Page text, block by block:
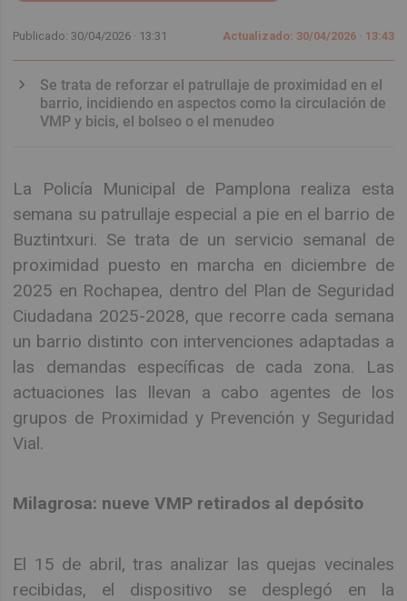
Publicado: 30/04/2026 · 13:31 Actualizado: 30/04/2026 · 13:43
Se trata de reforzar el patrullaje de proximidad en el
barrio, incidiendo en aspectos como la circulación de
VMP y bicis, el bolseo o el menudeo
La Policía Municipal de Pamplona realiza esta
semana su patrullaje especial a pie en el barrio de
Buztintxuri. Se trata de un servicio semanal de
proximidad puesto en marcha en diciembre de
2025 en Rochapea, dentro del Plan de Seguridad
Ciudadana 2025-2028, que recorre cada semana
un barrio distinto con intervenciones adaptadas a
las demandas específicas de cada zona. Las
actuaciones las llevan a cabo agentes de los
grupos de Proximidad y Prevención y Seguridad
Vial.
Milagrosa: nueve VMP retirados al depósito
El 15 de abril, tras analizar las quejas vecinales
recibidas, el dispositivo se desplegó en la